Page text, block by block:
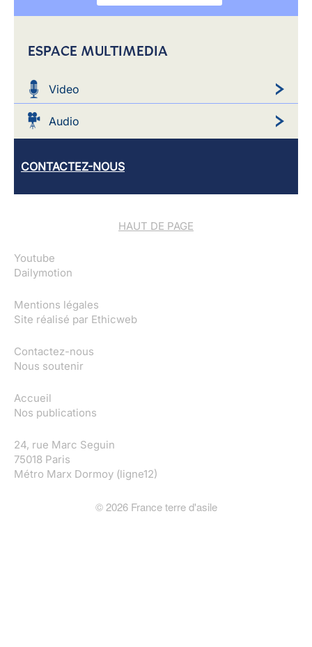
ESPACE MULTIMEDIA
Video
Audio
CONTACTEZ-NOUS
HAUT DE PAGE
Youtube
Dailymotion
Mentions légales
Site réalisé par Ethicweb
Contactez-nous
Nous soutenir
Accueil
Nos publications
24, rue Marc Seguin
75018 Paris
Métro Marx Dormoy (ligne12)
©2026France terre d'asile